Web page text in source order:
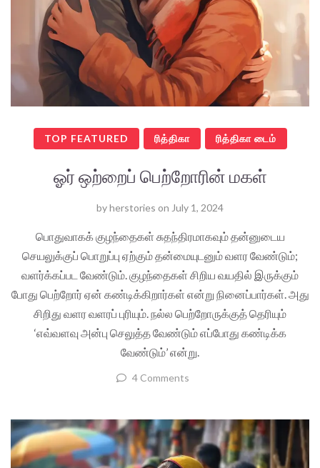
TOP FEATURED ரித்திகா ரித்திகா டைம்
ஓர் ஒற்றைப் பெற்றோரின் மகள்
byherstories on July 1, 2024
பொதுவாகக் குழந்தைகள் சுதந்திரமாகவும் தன்னுடைய
செயலுக்குப் பொறுப்பு ஏற்கும் தன்மையுடனும் வளர வேண்டும்;
வளர்க்கப்பட வேண்டும். குழந்தைகள் சிறிய வயதில் இருக்கும்
போது பெற்றோர் ஏன் கண்டிக்கிறார்கள் என்று நினைப்பார்கள். அது
சிறிது வளர வளரப் புரியும். நல்ல பெற்றோருக்குத் தெரியும்
‘எவ்வளவு அன்பு செலுத்த வேண்டும் எப்போது கண்டிக்க
வேண்டும்’ என்று.
4 Comments